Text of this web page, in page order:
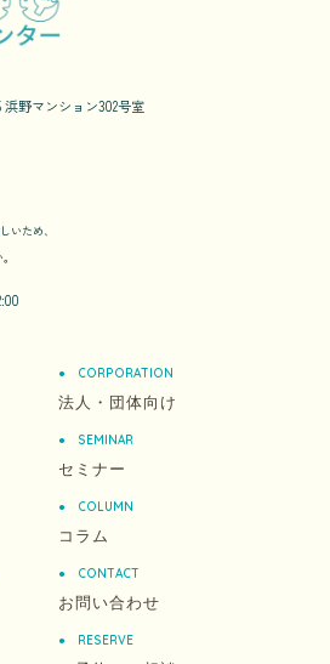
野マンション302号室
いため、
CORPORATION
法人・団体向け
SEMINAR
セミナー
COLUMN
コラム
CONTACT
お問い合わせ
RESERVE